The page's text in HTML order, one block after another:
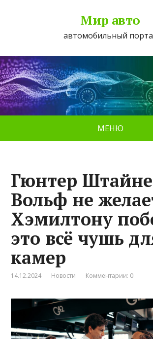
Мир авто
автомобильный
МЕНЮ
Гюнтер
Вольф не
Хэмилтону
это всё чушь
камер
14.12.2024 Новости Комментарии: 0